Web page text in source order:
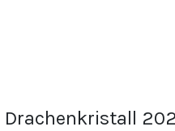
Drachenkristall